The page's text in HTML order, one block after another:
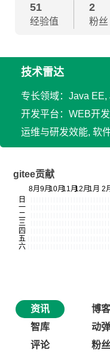
51
经验值
2
粉丝
技术雷达
专长领域：Java EE,
开发平台：WEB开
运维与研发效能, 软
gitee贡献
资讯 博客
智库
动弹
评论
粉丝